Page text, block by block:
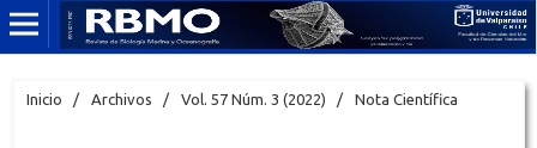
Inicio / Archivos / Vol. 57 Núm. 3 (2022) / Nota Científica